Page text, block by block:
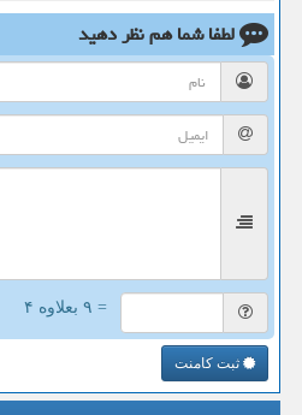
لطفا شما همنظر دهید
= ۹ بعلاوه ۴
ثبت کامنت